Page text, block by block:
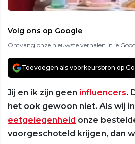
Volg ons op Google
Ontvang onze nieuwste verhalen in je
Toevoegen als voorkeursbron op
Jij en ik zijn geen influencers.
het ook gewoon niet. Als wij
eetgelegenheid onze
voorgeschoteld krijgen, dan